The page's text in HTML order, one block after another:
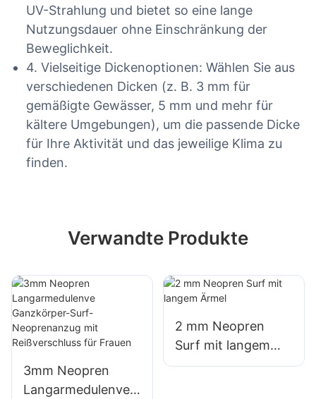
UV-Strahlung und bietet so eine lange
Nutzungsdauer ohne Einschränkung der
Beweglichkeit.
4. Vielseitige Dickenoptionen: Wählen Sie aus
verschiedenen Dicken (z. B. 3 mm für
gemäßigte Gewässer, 5 mm und mehr für
kältere Umgebungen), um die passende Dicke
für Ihre Aktivität und das jeweilige Klima zu
finden.
Verwandte Produkte
3mm Neopren
Langarmedulenve
2 mm Neopren
Surf mit langem
Ärmel